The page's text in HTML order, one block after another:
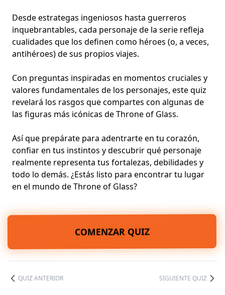
Desde estrategas ingeniosos hasta guerreros
inquebrantables, cada personaje de la serie refleja
cualidades que los definen como héroes (o, a veces,
antihéroes) de sus propios viajes.
Con preguntas inspiradas en momentos cruciales y
valores fundamentales de los personajes, este quiz
revelará los rasgos que compartes con algunas de
las figuras más icónicas de Throne of Glass.
Así que prepárate para adentrarte en tu corazón,
confiar en tus instintos y descubrir qué personaje
realmente representa tus fortalezas, debilidades y
todo lo demás. ¿Estás listo para encontrar tu lugar
en el mundo de Throne of Glass?
COMENZAR QUIZ
QUIZ ANTERIOR SIGUIENTE QUIZ